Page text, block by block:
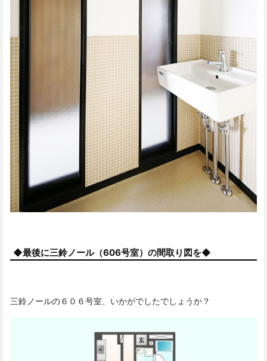
◆最後に三鈴ノール（606号室）の間取り図を◆
三鈴ノールの６０６号室、いかがでしたでしょうか？